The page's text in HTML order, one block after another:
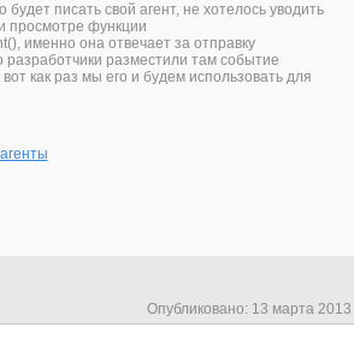
писать свой агент, не хотелось уводить
просмотре функции
именно она отвечает за отправку
разместили там событие
как раз мы его и будем использовать для
агенты
Опубликовано: 13 марта 2013